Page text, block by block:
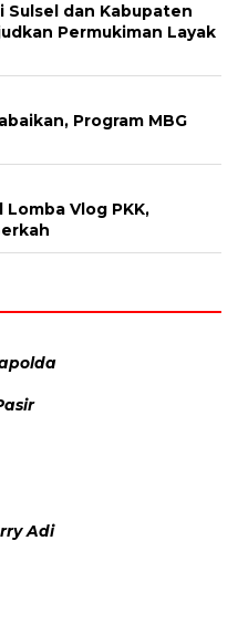
Sulsel dan Kabupaten
Permukiman Layak
Program MBG
Lomba Vlog PKK,
Adi